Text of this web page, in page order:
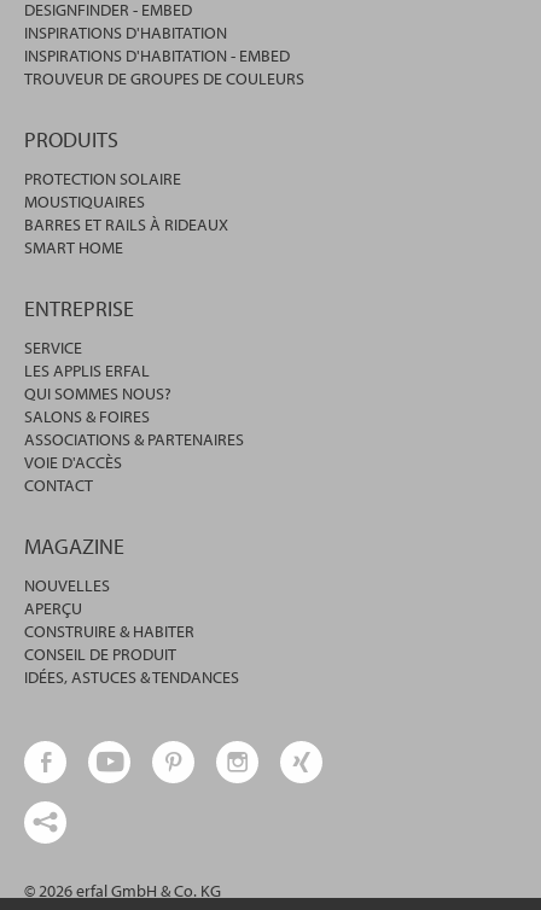
DESIGNFINDER - EMBED
INSPIRATIONS D'HABITATION
INSPIRATIONS D'HABITATION - EMBED
TROUVEUR DE GROUPES DE COULEURS
PRODUITS
PROTECTION SOLAIRE
MOUSTIQUAIRES
BARRES ET RAILS À RIDEAUX
SMART HOME
ENTREPRISE
SERVICE
LES APPLIS ERFAL
QUI SOMMES NOUS?
SALONS & FOIRES
ASSOCIATIONS & PARTENAIRES
VOIE D'ACCÈS
CONTACT
MAGAZINE
NOUVELLES
APERÇU
CONSTRUIRE & HABITER
CONSEIL DE PRODUIT
IDÉES, ASTUCES & TENDANCES
© 2026 erfal GmbH & Co. KG